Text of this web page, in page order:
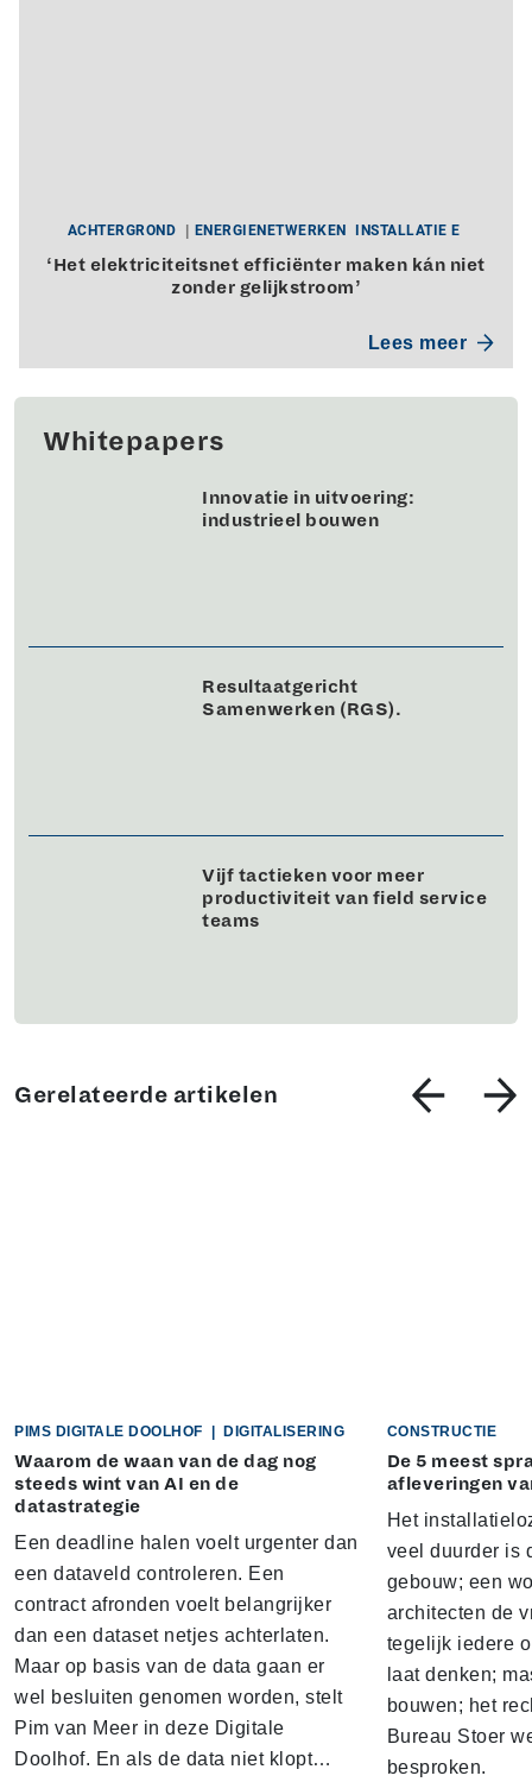
ACHTERGROND ENERGIENETWERKEN INSTALLATIE E
‘Het elektriciteitsnet efficiënter maken kán niet
zonder gelijkstroom’
Lees meer
Whitepapers
Innovatie in uitvoering:
industrieel bouwen
Resultaatgericht
Samenwerken (RGS).
Vijf tactieken voor meer
productiviteit van field service
teams
Gerelateerde artikelen
PIMS DIGITALE DOOLHOF | DIGITALISERING
Waarom de waan van de dag nog
steeds wint van AI en de
datastrategie
Een deadline halen voelt urgenter dan
een dataveld controleren. Een
contract afronden voelt belangrijker
dan een dataset netjes achterlaten.
Maar op basis van de data gaan er
wel besluiten genomen worden, stelt
Pim van Meer in deze Digitale
Doolhof. En als de data niet klopt…
CONSTRUCTIE
De 5 meest
afleveringen
Het
veel duurder is
gebouw; een
architecten de
tegelijk iedere
laat denken;
bouwen; het
Bureau Stoer
besproken.